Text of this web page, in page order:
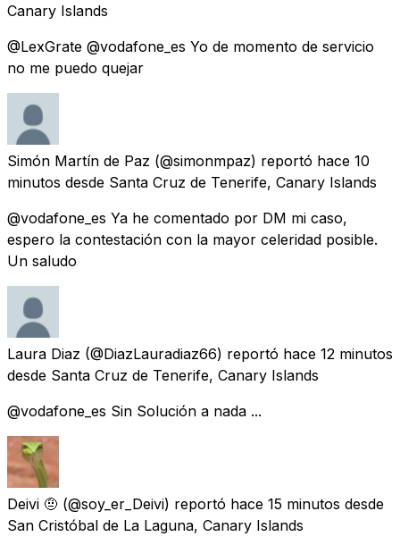
Canary Islands
@LexGrate @vodafone_es Yo de momento de servicio
no me puedo quejar
Simón Martín de Paz (@simonmpaz) reportó hace 10
minutos desde Santa Cruz de Tenerife, Canary Islands
@vodafone_es Ya he comentado por DM mi caso,
espero la contestación con la mayor celeridad posible.
Un saludo
Laura Diaz (@DiazLauradiaz66) reportó hace 12 minutos
desde Santa Cruz de Tenerife, Canary Islands
@vodafone_es Sin Solución a nada ...
Deivi 🤨 (@soy_er_Deivi) reportó hace 15 minutos desde
San Cristóbal de La Laguna, Canary Islands